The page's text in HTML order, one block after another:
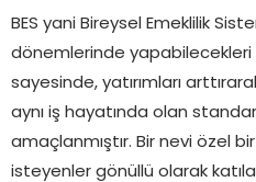
BES yani Bireysel Emeklilik
dönemlerinde yapabilecekleri
sayesinde, yatırımları
aynı iş hayatında olan
amaçlanmıştır. Bir nevi özel
isteyenler gönüllü olarak